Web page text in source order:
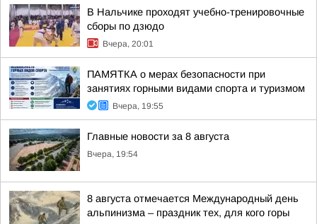
В Нальчике проходят учебно-тренировочные
сборы по дзюдо
Вчера, 20:01
ПАМЯТКА о мерах безопасности при
занятиях горными видами спорта и туризмом
Вчера, 19:55
Главные новости за 8 августа
Вчера, 19:54
8 августа отмечается Международный день
альпинизма – праздник тех, для кого горы